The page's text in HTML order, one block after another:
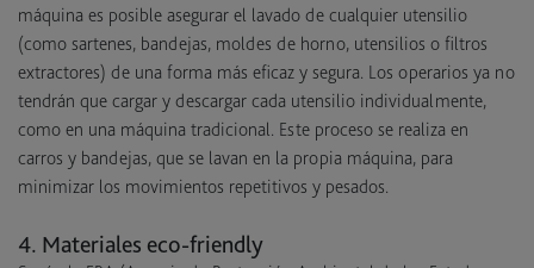
máquina es posible asegurar el lavado de cualquier utensilio
(como sartenes, bandejas, moldes de horno, utensilios o filtros
extractores) de una forma más eficaz y segura. Los operarios ya no
tendrán que cargar y descargar cada utensilio individualmente,
como en una máquina tradicional. Este proceso se realiza en
carros y bandejas, que se lavan en la propia máquina, para
minimizar los movimientos repetitivos y pesados.
4. Materiales eco-friendly